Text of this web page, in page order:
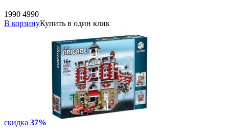
1990 4990
В корзинуКупить в один клик
скидка 37%